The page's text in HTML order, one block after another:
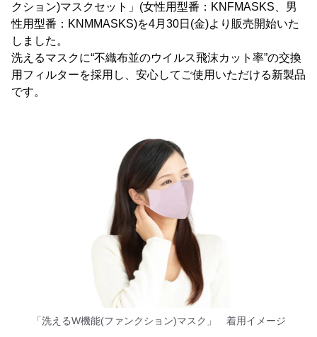
クション)マスクセット」(女性用型番：KNFMASKS、男
性用型番：KNMMASKS)を4月30日(金)より販売開始いた
しました。
洗えるマスクに“不織布並のウイルス飛沫カット率”の交換
用フィルターを採用し、安心してご使用いただける新製品
です。
「洗えるW機能(ファンクション)マスク」 着用イメージ